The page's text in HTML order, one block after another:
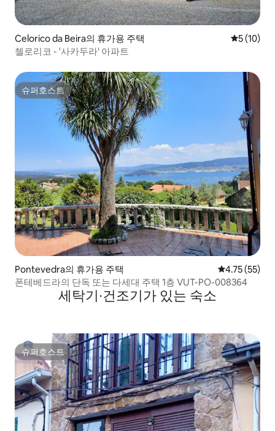
Celorico da Beira의 휴가용 주택 평점 5점
5 (10)
첼로리코 - '사카두라' 아파트
슈퍼호스트
슈퍼호스트
Pontevedra의 휴가용 주택 평점 4.75점
4.75 (55)
폰테베드라의 단독 또는 다세대 주택 1층 VUT-PO-008364
세탁기∙건조기가 있는 숙소
슈퍼호스트
슈퍼호스트